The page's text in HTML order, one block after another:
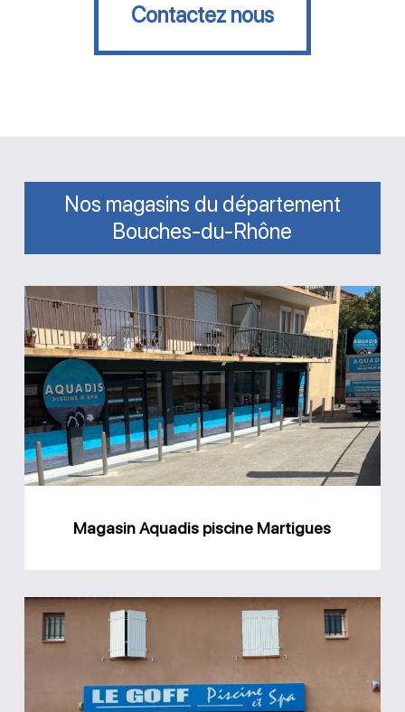
Contactez nous
Nos magasins du département
Bouches-du-Rhône
Magasin
Aquadis
piscine
Martigues
Magasin Aquadis piscine Martigues
Magasin
Piscine